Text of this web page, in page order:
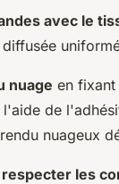
avec le
nuage en fixant
de
nuageux
respecter les